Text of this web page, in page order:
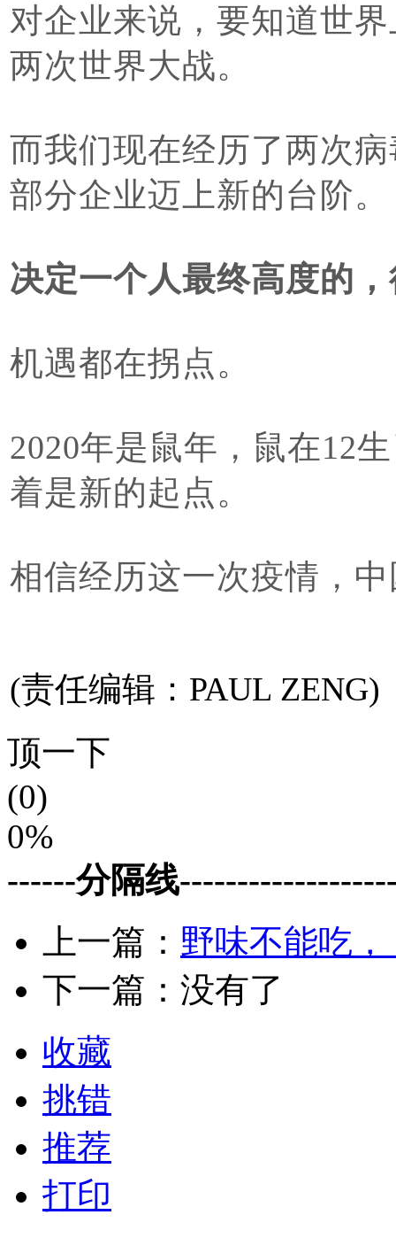
对企业来说，要知道世
两次世界大战。
而我们现在经历了两次
部分企业迈上新的台阶。
决定一个人最终高度的
机遇都在拐点。
2020年是鼠年，鼠在12
着是新的起点。
相信经历这一次疫情，
(责任编辑：PAUL ZENG)
顶一下
(0)
0%
------分隔线
上一篇： 野味不能吃
下一篇：没有了
收藏
挑错
推荐
打印